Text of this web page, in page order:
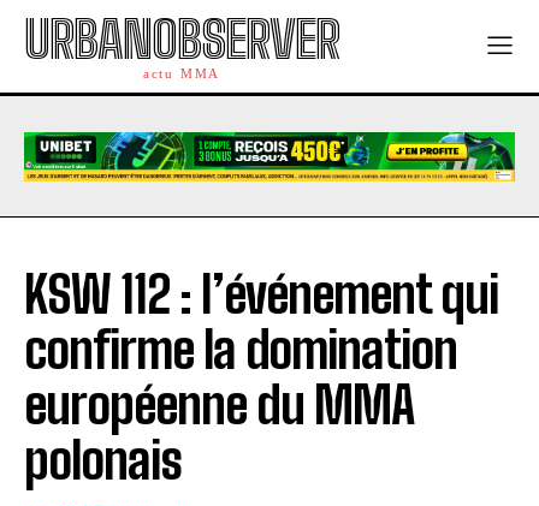
URBANOBSERVER
actu MMA
KSW 112 : l’événement qui
confirme la domination
européenne du MMA
polonais